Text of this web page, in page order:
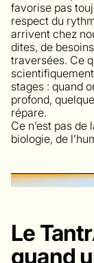
favorise pas
respect du
arrivent chez
dites, de
traversées. Ce
stages : quand
profond,
répare.
Ce n’est pas de
biologie, de
Le
quand